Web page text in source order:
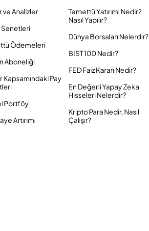
ve Analizler
Senetleri
Ödemeleri
Aboneliği
Kapsamındaki Pay
Portföy
Artırımı
Temettü Yatırımı Nedir?
Nasıl Yapılır?
Dünya Borsaları Nelerdir?
BIST 100 Nedir?
FED Faiz Kararı Nedir?
En Değerli Yapay Zeka
Hisseleri Nelerdir?
Kripto Para Nedir, Nasıl
Çalışır?